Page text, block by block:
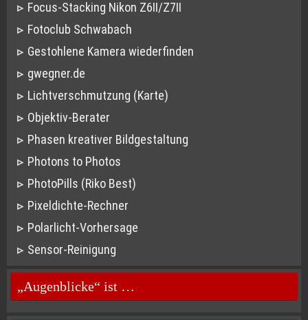
Focus-Stacking Nikon Z6II/Z7II
Fotoclub Schwabach
Gestohlene Kamera wiederfinden
gwegner.de
Lichtverschmutzung (Karte)
Objektiv-Berater
Phasen kreativer Bildgestaltung
Photons to Photos
PhotoPills (Riko Best)
Pixeldichte-Rechner
Polarlicht-Vorhersage
Sensor-Reinigung
„Augenblicke“ ist …